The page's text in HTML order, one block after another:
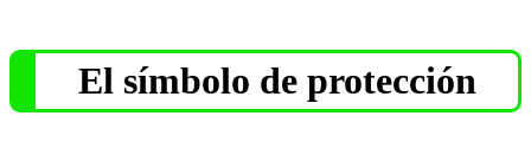
El símbolo de protección